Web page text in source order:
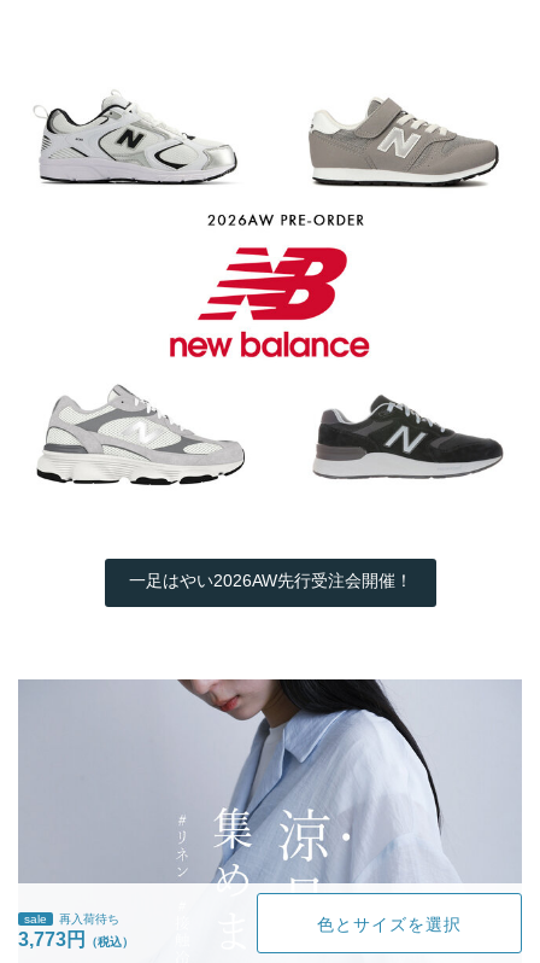
一足はやい2026AW先行受注会開催！
sale 再入荷待ち
3,773円
色とサイズを選択